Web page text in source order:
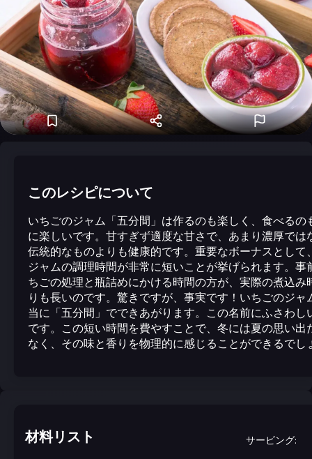
このレシピについて
いちごのジャム「五分間」は作るのも楽しく、食べるの
に楽しいです。甘すぎず適度な甘さで、あまり濃厚では
伝統的なものよりも健康的です。重要なボーナスとして
ジャムの調理時間が非常に短いことが挙げられます。事
ちごの処理と瓶詰めにかける時間の方が、実際の煮込み
りも長いのです。驚きですが、事実です！いちごのジャ
当に「五分間」でできあがります。この名前にふさわし
です。この短い時間を費やすことで、冬には夏の思い出
なく、その味と香りを物理的に感じることができるでし
材料リスト サービング: